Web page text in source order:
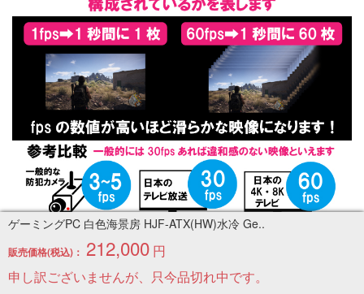
ゲーミングPC 白色海景房 HJF-ATX(HW)水冷 Ge..
販売価格(税込)： 212,000 円
申し訳ございませんが、只今品切れ中です。